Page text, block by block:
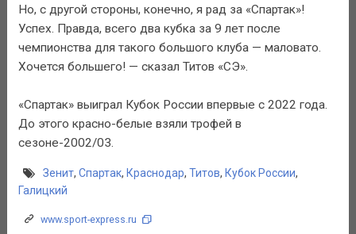
Но, с другой стороны, конечно, я рад за «Спартак»!
Успех. Правда, всего два кубка за 9 лет после
чемпионства для такого большого клуба — маловато.
Хочется большего! — сказал Титов «СЭ».
«Спартак» выиграл Кубок России впервые с 2022 года.
До этого красно-белые взяли трофей в
сезоне-2002/03.
Зенит, Спартак, Краснодар, Титов, Кубок России,
Галицкий
www.sport-express.ru